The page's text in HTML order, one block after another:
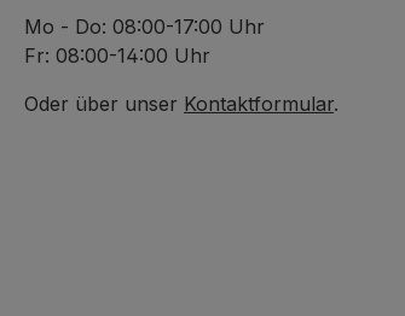
Mo - Do: 08:00-17:00 Uhr
Fr: 08:00-14:00 Uhr
Oder über unser Kontaktformular.